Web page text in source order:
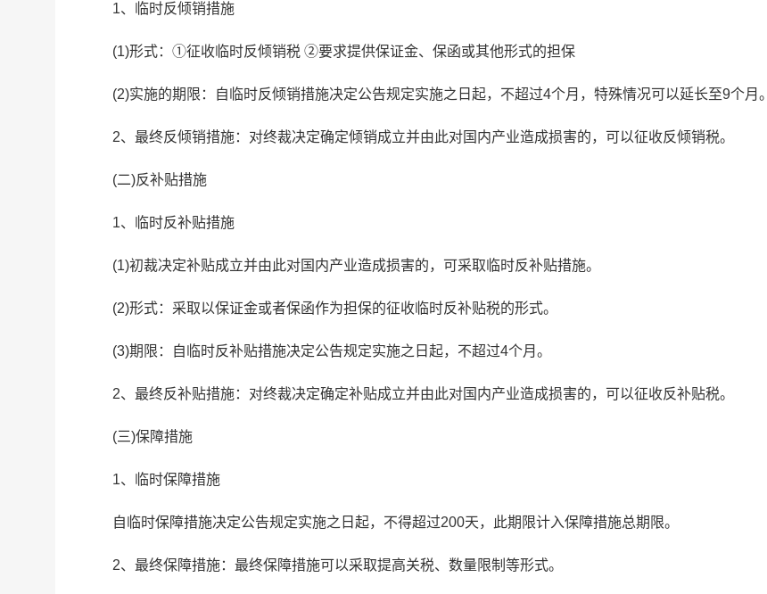
1、临时反倾销措施
(1)形式：①征收临时反倾销税 ②要求提供保证金、保函或其他形式的担保
(2)实施的期限：自临时反倾销措施决定公告规定实施之日起，不超过4个月，特殊情况可以延长至9个月。
2、最终反倾销措施：对终裁决定确定倾销成立并由此对国内产业造成损害的，可以征收反倾销税。
(二)反补贴措施
1、临时反补贴措施
(1)初裁决定补贴成立并由此对国内产业造成损害的，可采取临时反补贴措施。
(2)形式：采取以保证金或者保函作为担保的征收临时反补贴税的形式。
(3)期限：自临时反补贴措施决定公告规定实施之日起，不超过4个月。
2、最终反补贴措施：对终裁决定确定补贴成立并由此对国内产业造成损害的，可以征收反补贴税。
(三)保障措施
1、临时保障措施
自临时保障措施决定公告规定实施之日起，不得超过200天，此期限计入保障措施总期限。
2、最终保障措施：最终保障措施可以采取提高关税、数量限制等形式。